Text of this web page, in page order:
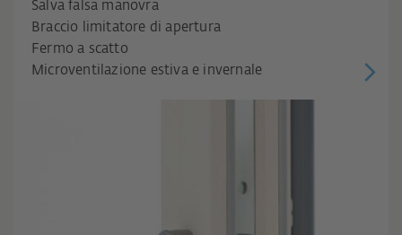
Salva falsa manovra
Braccio limitatore di apertura
Fermo a scatto
Microventilazione estiva e invernale